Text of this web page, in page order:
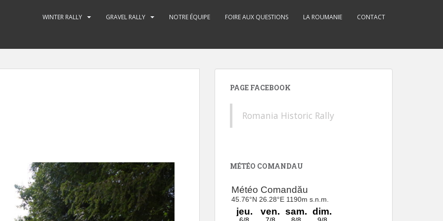
WINTER RALLY GRAVEL RALLY NOTRE ÉQUIPE FOIRE AUX QUESTIONS LA ROUMANIE CONTACT
PAGE FACEBOOK
Romania Historic Rally
MÉTÉO COMANDAU